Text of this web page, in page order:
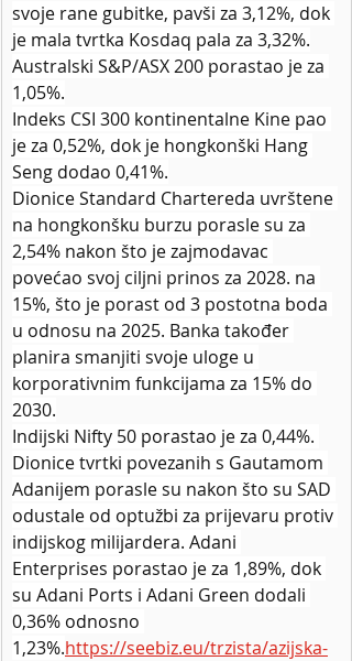
svoje rane gubitke, pavši za 3,12%, dok
je mala tvrtka Kosdaq pala za 3,32%.
Australski S&P/ASX 200 porastao je za
1,05%.
Indeks CSI 300 kontinentalne Kine pao
je za 0,52%, dok je hongkonški Hang
Seng dodao 0,41%.
Dionice Standard Chartereda uvrštene
na hongkonšku burzu porasle su za
2,54% nakon što je zajmodavac
povećao svoj ciljni prinos za 2028. na
15%, što je porast od 3 postotna boda
u odnosu na 2025. Banka također
planira smanjiti svoje uloge u
korporativnim funkcijama za 15% do
2030.
Indijski Nifty 50 porastao je za 0,44%.
Dionice tvrtki povezanih s Gautamom
Adanijem porasle su nakon što su SAD
odustale od optužbi za prijevaru protiv
indijskog milijardera. Adani
Enterprises porastao je za 1,89%, dok
su Adani Ports i Adani Green dodali
0,36% odnosno
1,23%.https://seebiz.eu/trzista/azijska-